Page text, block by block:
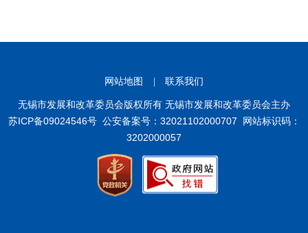
网站地图 联系我们
无锡市发展和改革委员会版权所有 无锡市发展和改革委员会主办
苏ICP备09024546号 公安备案号：32021102000707 网站标识码：
3202000057